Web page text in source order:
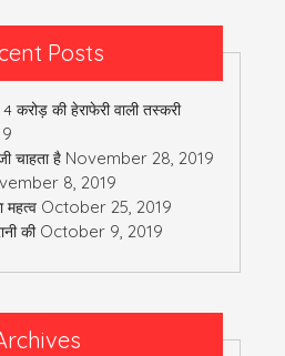
Posts
करोड़ की हेराफेरी वाली तस्करी
चाहता है November 28, 2019
8, 2019
महत्व October 25, 2019
की October 9, 2019